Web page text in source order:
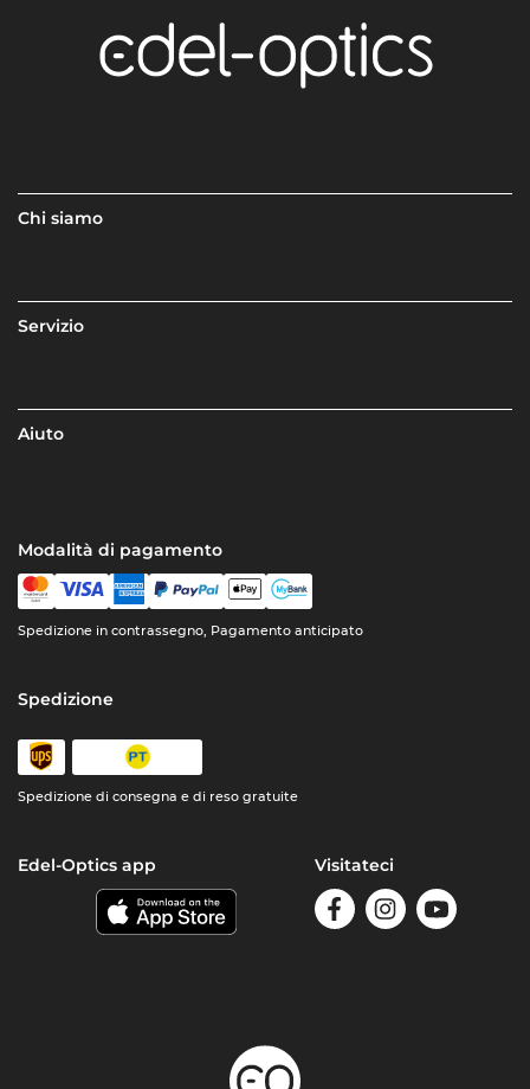
Chi siamo
Servizio
Aiuto
Modalità di pagamento
Spedizione in contrassegno, Pagamento anticipato
Spedizione
Spedizione di consegna e di reso gratuite
Edel-Optics app Visitateci